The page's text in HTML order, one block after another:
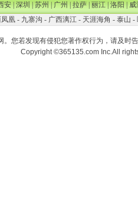
安|深圳|苏州|广州|拉萨|丽江|洛阳|威
凰- 九寨沟 - 广西漓江- 天涯海角 - 泰山 -
。您若发现有侵犯您著作权行为，请及时
Copyright ©365135.com Inc.All